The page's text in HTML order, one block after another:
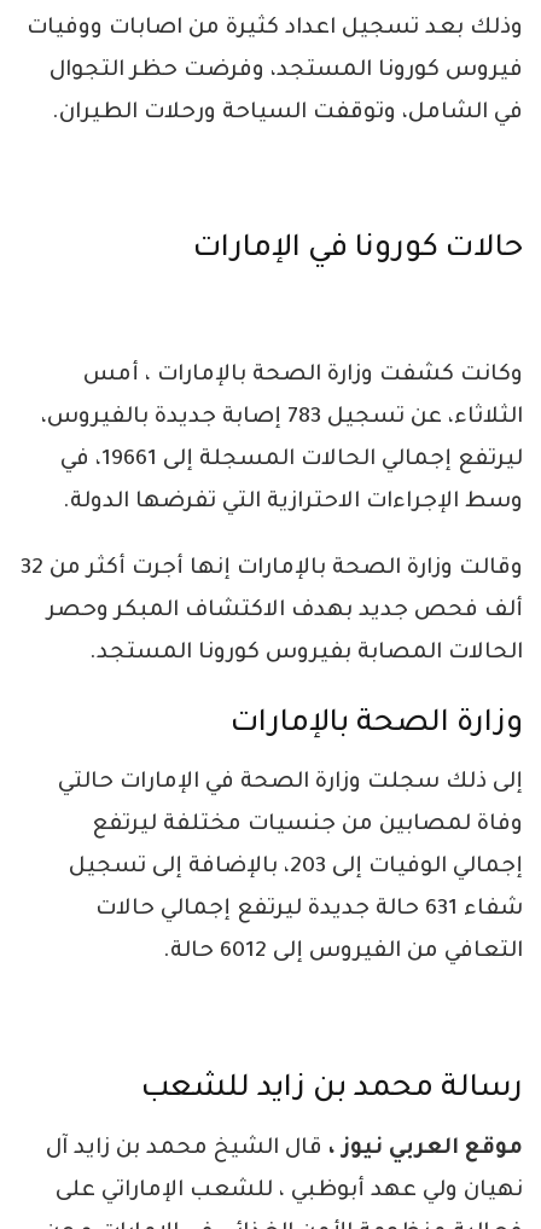
وذلك بعد تسجيل اعداد كثيرة من اصابات ووفيات
فيروس كورونا المستجد، وفرضت حظر التجوال
في الشامل، وتوقفت السياحة ورحلات الطيران.
حالات كورونا في الإمارات
وكانت كشفت وزارة الصحة بالإمارات ، أمس
الثلاثاء، عن تسجيل 783 إصابة جديدة بالفيروس،
ليرتفع إجمالي الحالات المسجلة إلى 19661، في
وسط الإجراءات الاحترازية التي تفرضها الدولة.
وقالت وزارة الصحة بالإمارات إنها أجرت أكثر من 32
ألف فحص جديد بهدف الاكتشاف المبكر وحصر
الحالات المصابة بفيروس كورونا المستجد.
وزارة الصحة بالإمارات
إلى ذلك سجلت وزارة الصحة في الإمارات حالتي
وفاة لمصابين من جنسيات مختلفة ليرتفع
إجمالي الوفيات إلى 203، بالإضافة إلى تسجيل
شفاء 631 حالة جديدة ليرتفع إجمالي حالات
التعافي من الفيروس إلى 6012 حالة.
رسالة محمد بن زايد للشعب
موقع العربي نيوز ، قال الشيخ محمد بن زايد آل
نهيان ولي عهد أبوظبي ، للشعب الإماراتي على